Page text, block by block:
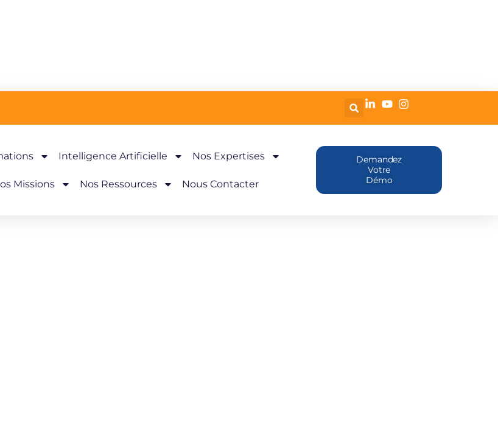
Intelligence Artificielle Nos Expertises
Missions Nos Ressources Nous Contacter
Demandez
Votre
Démo